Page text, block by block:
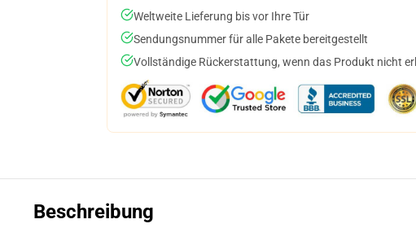
Weltweite Lieferung bis vor Ihre Tür
Sendungsnummer für alle Pakete bereitgestellt
Vollständige Rückerstattung, wenn das Produkt nicht
Beschreibung